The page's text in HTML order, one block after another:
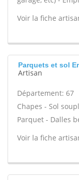
Voir la fiche
Parquets et sol
Artisan
Département: 67
Chapes - Sol
Parquet - Dalles
Voir la fiche